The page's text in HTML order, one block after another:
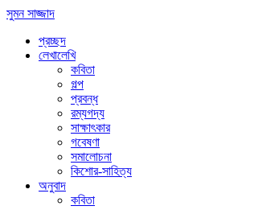
সুমন সাজ্জাদ
প্রচ্ছদ
লেখালেখি
কবিতা
গল্প
প্রবন্ধ
রম্যগদ্য
সাক্ষাৎকার
গবেষণা
সমালোচনা
কিশোর-সাহিত্য
অনুবাদ
কবিতা